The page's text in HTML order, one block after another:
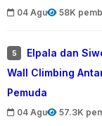
04 Agu 58K
5
Elpala dan
Wall Climbing
Pemuda
04 Agu 57.3K